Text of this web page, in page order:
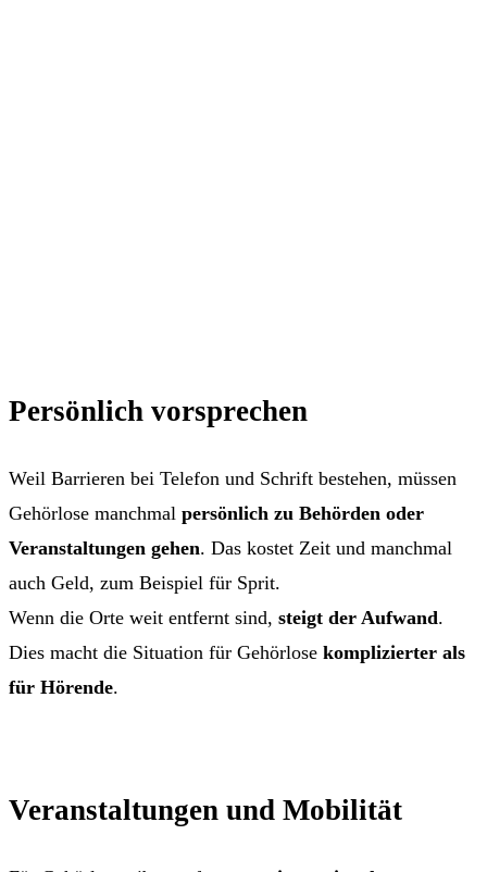
Persönlich vorsprechen
Weil Barrieren bei Telefon und Schrift bestehen, müssen
Gehörlose manchmal persönlich zu Behörden oder
Veranstaltungen gehen. Das kostet Zeit und manchmal
auch Geld, zum Beispiel für Sprit.
Wenn die Orte weit entfernt sind, steigt der Aufwand.
Dies macht die Situation für Gehörlose komplizierter als
für Hörende.
Veranstaltungen und Mobilität